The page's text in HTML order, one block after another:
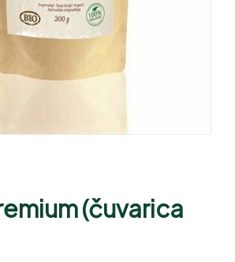
(čuvarica